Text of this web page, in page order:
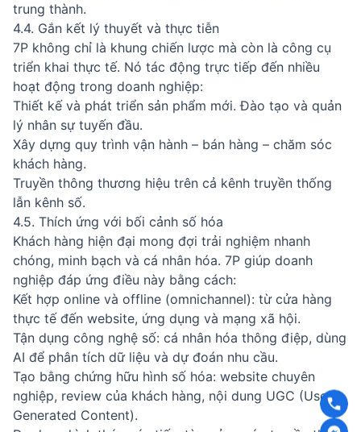
trung thành.
4.4. Gắn kết lý thuyết và thực tiễn
7P không chỉ là khung chiến lược mà còn là công cụ
triển khai thực tế. Nó tác động trực tiếp đến nhiều
hoạt động trong doanh nghiệp:
Thiết kế và phát triển sản phẩm mới. Đào tạo và quản
lý nhân sự tuyến đầu.
Xây dựng quy trình vận hành – bán hàng – chăm sóc
khách hàng.
Truyền thông thương hiệu trên cả kênh truyền thống
lẫn kênh số.
4.5. Thích ứng với bối cảnh số hóa
Khách hàng hiện đại mong đợi trải nghiệm nhanh
chóng, minh bạch và cá nhân hóa. 7P giúp doanh
nghiệp đáp ứng điều này bằng cách:
Kết hợp online và offline (omnichannel): từ cửa hàng
thực tế đến website, ứng dụng và mạng xã hội.
Tận dụng công nghệ số: cá nhân hóa thông điệp, dùng
AI để phân tích dữ liệu và dự đoán nhu cầu.
Tạo bằng chứng hữu hình số hóa: website chuyên
nghiệp, review của khách hàng, nội dung UGC (User
Generated Content).